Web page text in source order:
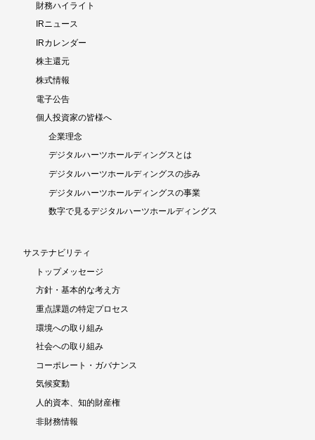
財務ハイライト
IRニュース
IRカレンダー
株主還元
株式情報
電子公告
個人投資家の皆様へ
企業理念
デジタルハーツホールディングスとは
デジタルハーツホールディングスの歩み
デジタルハーツホールディングスの事業
数字で見るデジタルハーツホールディングス
サステナビリティ
トップメッセージ
方針・基本的な考え方
重点課題の特定プロセス
環境への取り組み
社会への取り組み
コーポレート・ガバナンス
気候変動
人的資本、知的財産権
非財務情報